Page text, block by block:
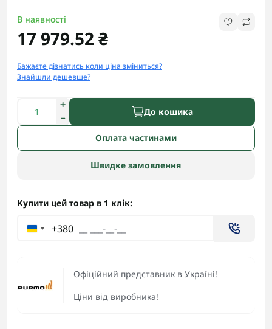
Офіційний представник в Україні!
Ціни від виробника!
В наявності
17 979.52 ₴
Бажаєте дізнатись коли ціна зміниться?
Знайшли дешевше?
До кошика
Оплата частинами
Швидке замовлення
Купити цей товар в 1 клік:
+380